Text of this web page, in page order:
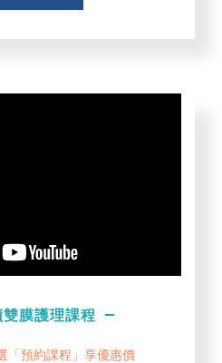
膜護理課程
「預約課程」享優惠價